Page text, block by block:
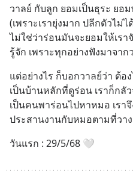
วาลย์ กับลูก ยอมเป็นธุระ ยอ
(เพราะเรายุ่งมาก ปลีกตัวไม่
ไม่ใช่ว่าร่อนมันจะยอมให้เรา
รู้จัก เพราะทุกอย่างฟังมาจา
แต่อย่างไร ก็บอกวาลย์ว่า ต้อ
เป็นบ้านหลักที่ดูร่อน เราก็กลั
เป็นคนพาร่อนไปหาหมอ เรา
ประสานงานกับหมอตามที่วางแ
วันแรก : 29/5/68 🤍